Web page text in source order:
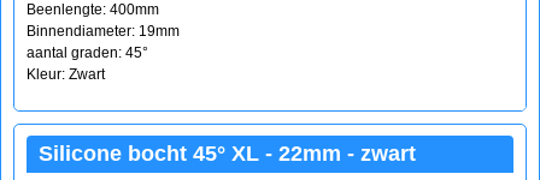
Beenlengte: 400mm
Binnendiameter: 19mm
aantal graden: 45°
Kleur: Zwart
Silicone bocht 45° XL - 22mm - zwart